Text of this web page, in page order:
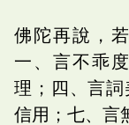
佛陀再說，
一、言不乖
理；四、言詞
信用；七、言